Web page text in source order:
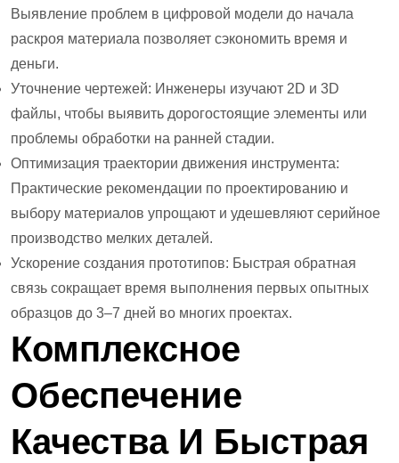
Выявление проблем в цифровой модели до начала
раскроя материала позволяет сэкономить время и
деньги.
Уточнение чертежей: Инженеры изучают 2D и 3D
файлы, чтобы выявить дорогостоящие элементы или
проблемы обработки на ранней стадии.
Оптимизация траектории движения инструмента:
Практические рекомендации по проектированию и
выбору материалов упрощают и удешевляют серийное
производство мелких деталей.
Ускорение создания прототипов: Быстрая обратная
связь сокращает время выполнения первых опытных
образцов до 3–7 дней во многих проектах.
Комплексное
Обеспечение
Качества И Быстрая